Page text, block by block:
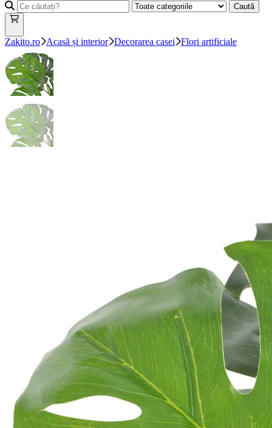
Caută
Zakito.ro Acasă și interior Decorarea casei Flori artificiale